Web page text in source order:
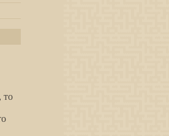
то